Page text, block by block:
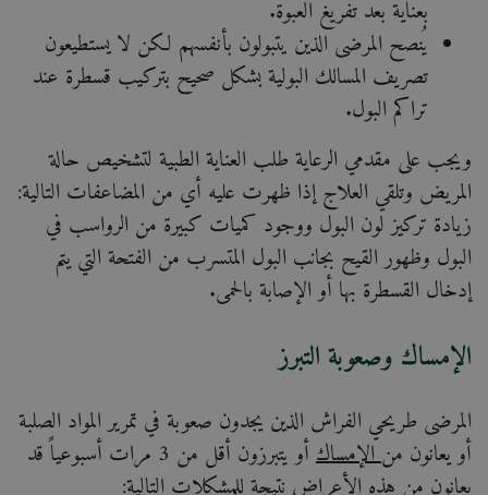
بعناية بعد تفريغ العبوة.
يُنصح المرضى الذين يتبولون بأنفسهم لكن لا يستطيعون
تصريف المسالك البولية بشكل صحيح بتركيب قسطرة عند
تراكم البول.
ويجب على مقدمي الرعاية طلب العناية الطبية لتشخيص حالة
المريض وتلقي العلاج إذا ظهرت عليه أي من المضاعفات التالية:
زيادة تركيز لون البول ووجود كميات كبيرة من الرواسب في
البول وظهور القيح بجانب البول المتسرب من الفتحة التي يتم
إدخال القسطرة بها أو الإصابة بالحمى.
الإمساك وصعوبة التبرز
المرضى طريحي الفراش الذين يجدون صعوبة في تمرير المواد الصلبة
أو يعانون منالإمساك
أو يتبرزون أقل من 3 مرات أسبوعياً قد